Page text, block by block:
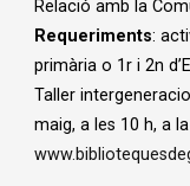
Relació amb la
Requeriments:
primària o 1r i 2n
Taller
maig, a les 10 h, a